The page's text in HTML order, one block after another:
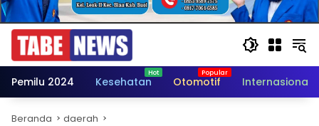
Pemilu 2024 Kesehatan Otomotif Internasional
Beranda daerah